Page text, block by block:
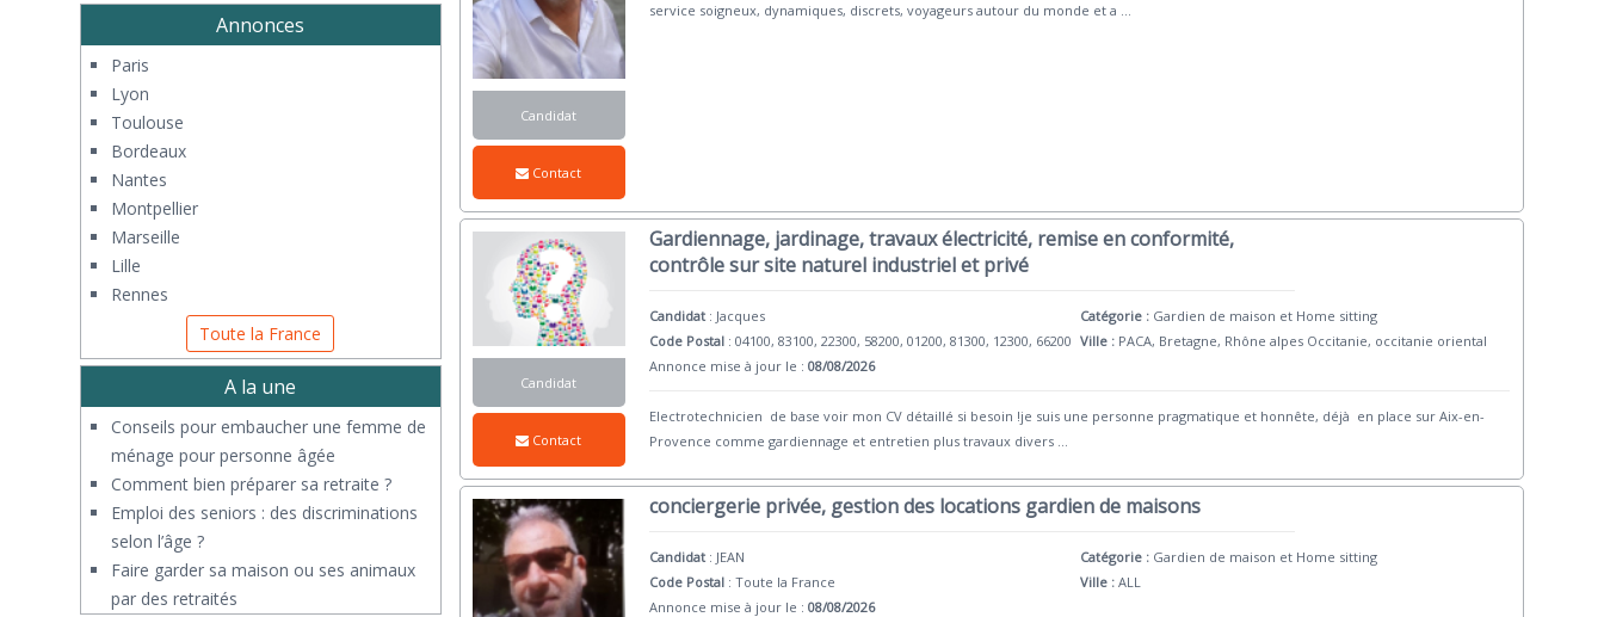
Candidat
Contact
service soigneux, dynamiques, discrets, voyageurs autour du monde et a ...
Candidat
Contact
Gardiennage, jardinage, travaux électricité, remise en conformité,
contrôle sur site naturel industriel et privé
Candidat : Jacques
Code Postal : 04100, 83100, 22300, 58200, 01200, 81300, 12300, 66200
Annonce mise à jour le :08/08/2026
Catégorie : Gardien de maison et Home sitting
Ville : PACA, Bretagne, Rhône alpes Occitanie, occitanie oriental
Electrotechnicien de base voir mon CV détaillé si besoin !je suis une personne pragmatique et honnête, déjà en place sur Aix-en-
Provence comme gardiennage et entretien plus travaux divers ...
conciergerie privée, gestion des locations gardien de maisons
Candidat : JEAN
Code Postal : Toute la France
Annonce mise à jour le :08/08/2026
Catégorie : Gardien de maison et Home sitting
Ville : ALL
Annonces
Paris
Lyon
Toulouse
Bordeaux
Nantes
Montpellier
Marseille
Lille
Rennes
Toute la France
A la une
Conseils pour embaucher une femme de
ménage pour personne âgée
Comment bien préparer sa retraite ?
Emploi des seniors : des discriminations
selon l’âge ?
Faire garder sa maison ou ses animaux
par des retraités